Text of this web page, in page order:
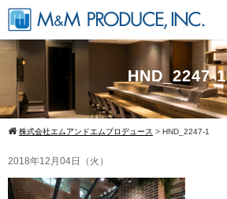
HND_2247-1
株式会社エムアンドエムプロデュース > HND_2247-1
2018年12月04日（火）